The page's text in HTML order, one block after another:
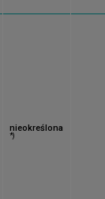
nieokreślona
*)